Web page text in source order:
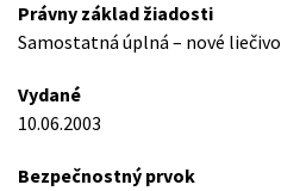
Právny základ žiadosti
Samostatná úplná – nové liečivo
Vydané
10.06.2003
Bezpečnostný prvok